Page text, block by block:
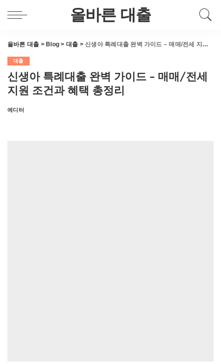
올바른 대출
올바른 대출 > Blog > 대출 >신생아 특례대출 완벽 가이드 – 매매/전세 지원 조건과 혜택 총정리
대출
신생아 특례대출 완벽 가이드 – 매매/전세
지원 조건과 혜택 총정리
Posted
에디터